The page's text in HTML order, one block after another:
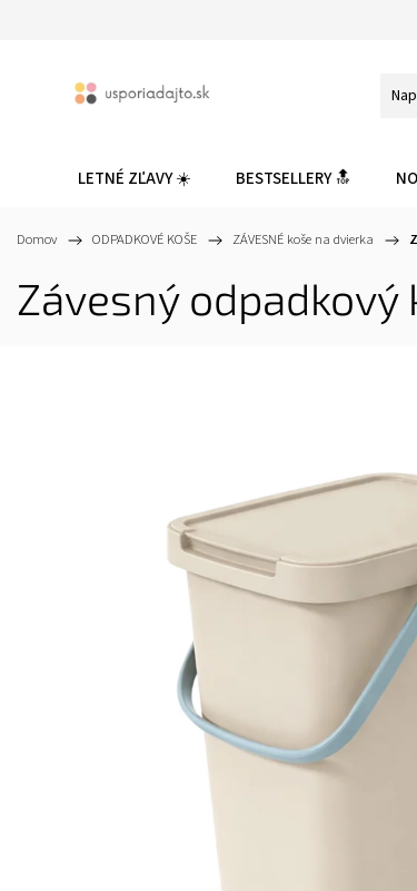
LETNÉ ZĽAVY ☀️ BESTSELLERY 🔝
Domov / ODPADKOVÉ KOŠE / ZÁVESNÉ koše na dvierka /
Závesný odpadkový